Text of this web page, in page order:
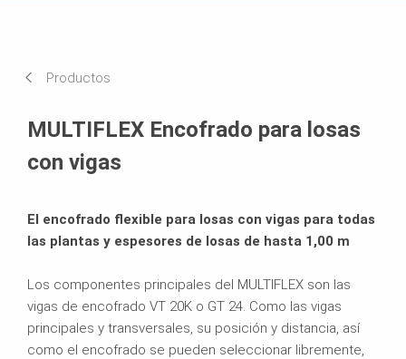
Catálogo
Productos
MULTIFLEX Encofrado para losas
con vigas
El encofrado flexible para losas con vigas para todas
las plantas y espesores de losas de hasta 1,00 m
Los componentes principales del MULTIFLEX son las
vigas de encofrado VT 20K o GT 24. Como las vigas
principales y transversales, su posición y distancia, así
como el encofrado se pueden seleccionar libremente,